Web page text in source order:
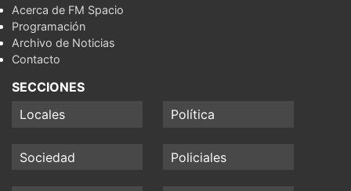
Acerca de FM Spacio
Programación
Archivo de Noticias
Contacto
SECCIONES
Locales
Política
Sociedad Policiales